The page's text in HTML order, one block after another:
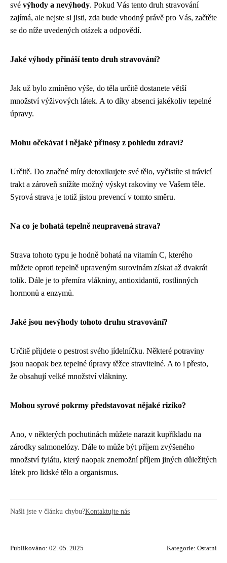
své výhody a nevýhody. Pokud Vás tento druh stravování
zajímá, ale nejste si jisti, zda bude vhodný právě pro Vás, začtěte
se do níže uvedených otázek a odpovědí.
Jaké výhody přináší tento druh stravování?
Jak už bylo zmíněno výše, do těla určitě dostanete větší
množství výživových látek. A to díky absenci jakékoliv tepelné
úpravy.
Mohu očekávat i nějaké přínosy z pohledu zdraví?
Určitě. Do značné míry detoxikujete své tělo, vyčistíte si trávicí
trakt a zároveň snížíte možný výskyt rakoviny ve Vašem těle.
Syrová strava je totiž jistou prevencí v tomto směru.
Na co je bohatá tepelně neupravená strava?
Strava tohoto typu je hodně bohatá na vitamín C, kterého
můžete oproti tepelně upraveným surovinám získat až dvakrát
tolik. Dále je to přemíra vlákniny, antioxidantů, rostlinných
hormonů a enzymů.
Jaké jsou nevýhody tohoto druhu stravování?
Určitě přijdete o pestrost svého jídelníčku. Některé potraviny
jsou naopak bez tepelné úpravy těžce stravitelné. A to i přesto,
že obsahují velké množství vlákniny.
Mohou syrové pokrmy představovat nějaké riziko?
Ano, v některých pochutinách můžete narazit kupříkladu na
zárodky salmonelózy. Dále to může být příjem zvýšeného
množství fylátu, který naopak znemožní příjem jiných důležitých
látek pro lidské tělo a organismus.
Našli jste v článku chybu?Kontaktujte nás
Publikováno: 02. 05. 2025 Kategorie: Ostatní